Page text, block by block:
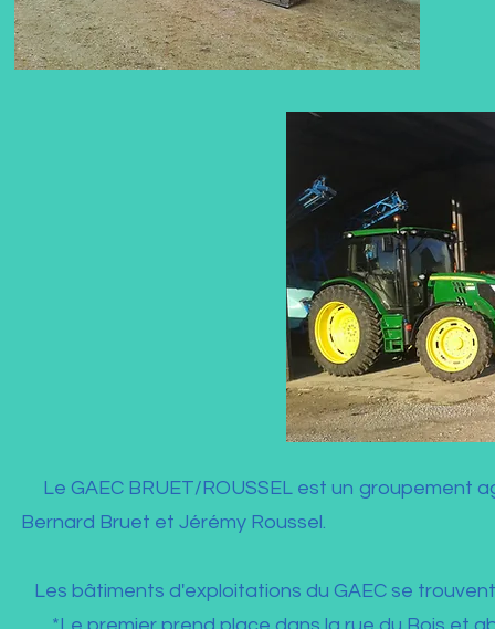
Le GAEC BRUET/ROUSSEL est un groupement
Bernard Bruet et Jérémy Roussel.
Les bâtiments d'exploitations du GAEC se